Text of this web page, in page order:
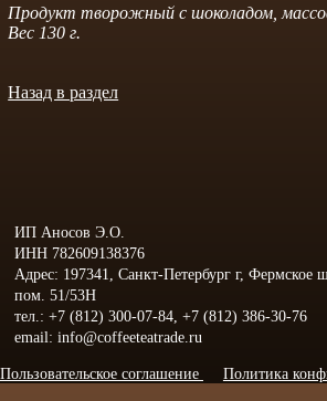
Продукт творожный с шоколадом,
Вес 130 г.
Назад в раздел
ИП Аносов Э.О.
ИНН 782609138376
Адрес: 197341, Санкт-Петербург г,
пом. 51/53Н
тел.: +7 (812) 300-07-84, +7 (812) 386-30-76
email: info@coffeeteatrade.ru
Пользовательское соглашение Политика